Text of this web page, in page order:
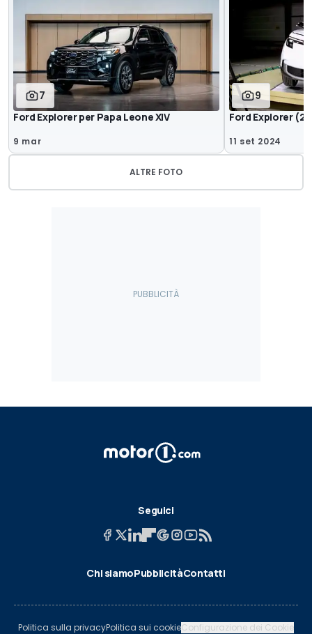
7
Ford Explorer per Papa Leone XIV
9 mar
9
Ford Explorer
11 set 2024
ALTRE FOTO
Seguici
Chi siamoPubblicitàContatti
Politica sulla privacyPolitica sui cookieConfigurazione dei Cookie